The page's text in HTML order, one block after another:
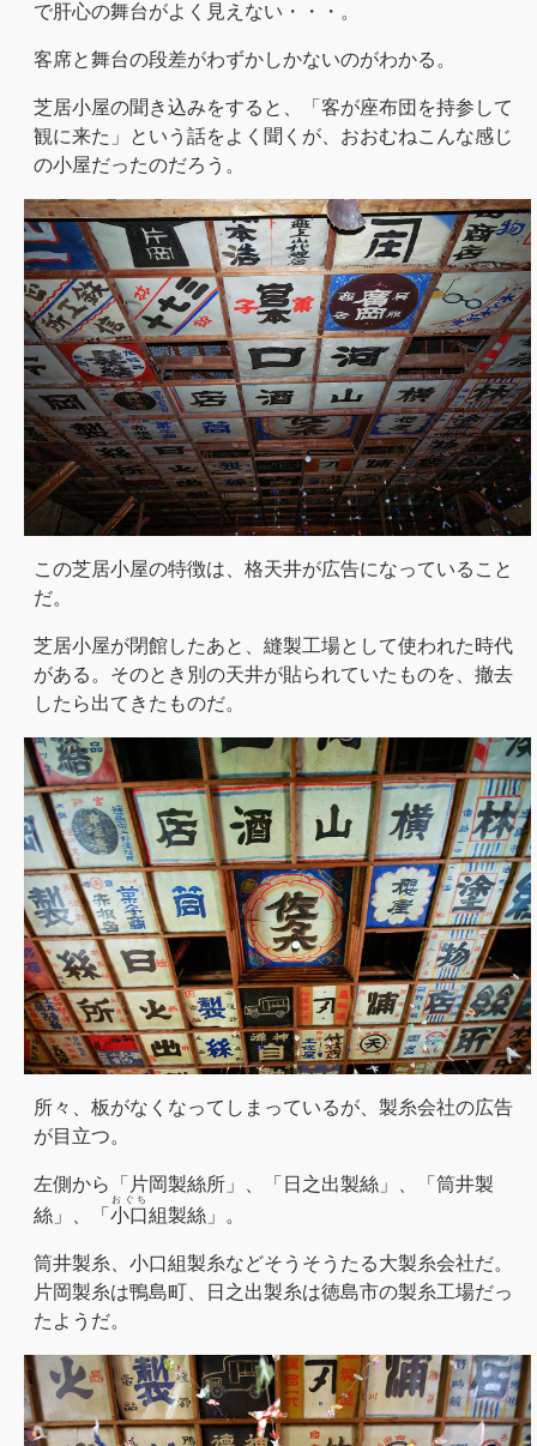
で肝心の舞台がよく見えない・・・。
客席と舞台の段差がわずかしかないのがわかる。
芝居小屋の聞き込みをすると、「客が座布団を持参して
観に来た」という話をよく聞くが、おおむねこんな感じ
の小屋だったのだろう。
この芝居小屋の特徴は、格天井が広告になっていること
だ。
芝居小屋が閉館したあと、縫製工場として使われた時代
がある。そのとき別の天井が貼られていたものを、撤去
したら出てきたものだ。
所々、板がなくなってしまっているが、製糸会社の広告
が目立つ。
左側から「片岡製絲所」、「日之出製絲」、「筒井製
絲」、「 小口
おぐち
組製絲」。
筒井製糸、小口組製糸などそうそうたる大製糸会社だ。
片岡製糸は鴨島町、日之出製糸は徳島市の製糸工場だっ
たようだ。